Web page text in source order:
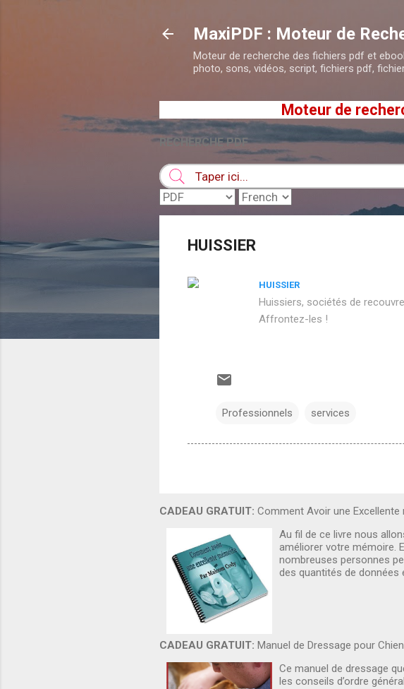
MaxiPDF : Moteur de
Moteur de recherche des fichiers pdf et
photo, sons, vidéos, script, fichiers pdf,
Moteur de recherche
RECHERCHE PDF
HUISSIER
HUISSIER
Huissiers, sociétés de
Affrontez-les !
Professionnels services
CADEAU GRATUIT: Comment Avoir une Excellente
Au fil de ce livre nous
améliorer votre mémoire.
nombreuses personnes
des quantités de données
CADEAU GRATUIT: Manuel de Dressage pour
Ce manuel de dressage
les conseils d’ordre